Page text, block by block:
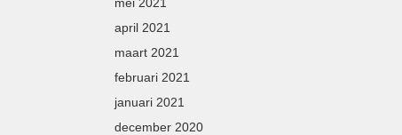
april 2021
maart 2021
februari 2021
januari 2021
december 2020